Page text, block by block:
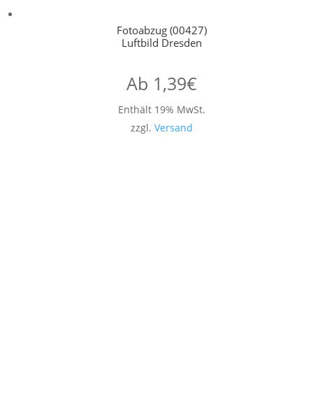
Fotoabzug (00427)
Luftbild Dresden
Ab 1,39€
Enthält 19% MwSt.
zzgl. Versand